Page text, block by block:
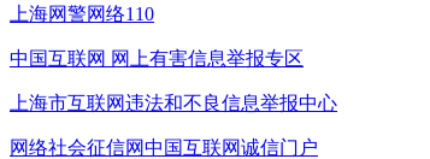
上海网警网络110
中国互联网 网上有害信息举报专区
上海市互联网违法和不良信息举报中心
网络社会征信网中国互联网诚信门户